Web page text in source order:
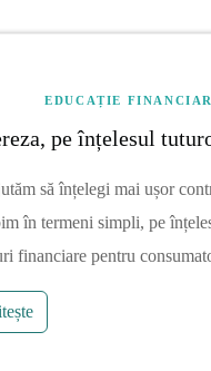
EDUCAȚIE
pe înțelesul
să înțelegi mai ușor
în termeni simpli, pe
financiare pentru